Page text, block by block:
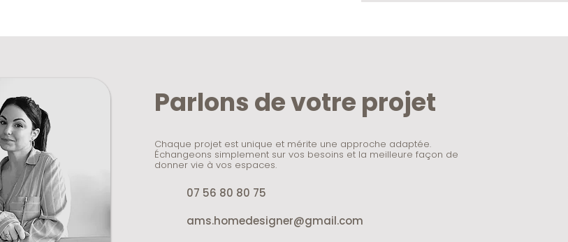
Parlons de votre projet
Chaque projet est unique et mérite une approche adaptée.
Échangeons simplement sur vos besoins et la meilleure façon de
donner vie à vos espaces.
07 56 80 80 75
ams.homedesigner@gmail.com